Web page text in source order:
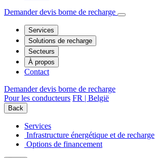
Demander devis borne de recharge
Services
Solutions de recharge
Secteurs
À propos
Contact
Demander devis borne de recharge
Pour les conducteurs FR | België
Back
Services
Infrastructure énergétique et de recharge
Options de financement